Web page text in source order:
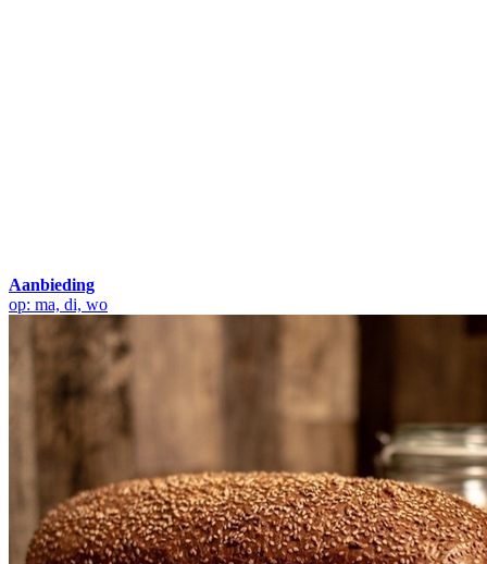
Aanbieding
op: ma, di, wo